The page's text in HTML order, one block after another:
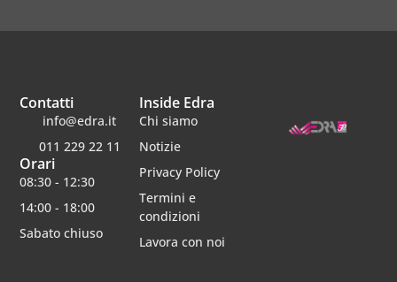
Inside Edra
Chi siamo
Notizie
Privacy Policy
Termini e
condizioni
Lavora con noi
Contatti
info@edra.it
011 229 22 11
Orari
08:30 - 12:30
14:00 - 18:00
Sabato chiuso